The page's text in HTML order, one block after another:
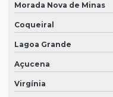
Morada Nova de Minas
Coqueiral
Lagoa Grande
Açucena
Virgínia